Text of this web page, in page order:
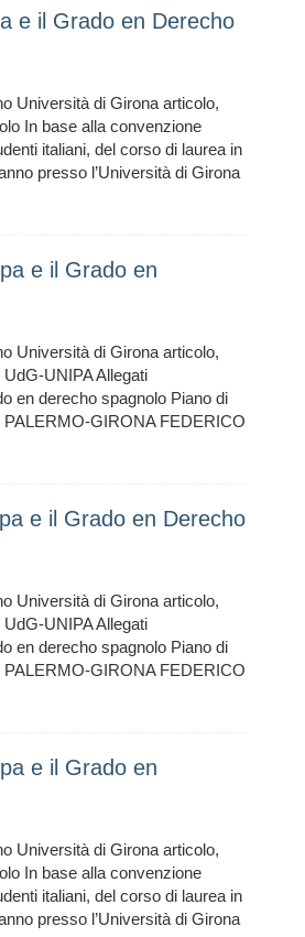
e il Grado en Derecho
Università di Girona articolo,
In base alla convenzione
italiani, del corso di laurea in
presso l’Università di Girona
e il Grado en
Università di Girona articolo,
UNIPA Allegati
en derecho spagnolo Piano di
PALERMO-GIRONA FEDERICO
e il Grado en Derecho
Università di Girona articolo,
UNIPA Allegati
en derecho spagnolo Piano di
PALERMO-GIRONA FEDERICO
e il Grado en
Università di Girona articolo,
In base alla convenzione
italiani, del corso di laurea in
presso l’Università di Girona